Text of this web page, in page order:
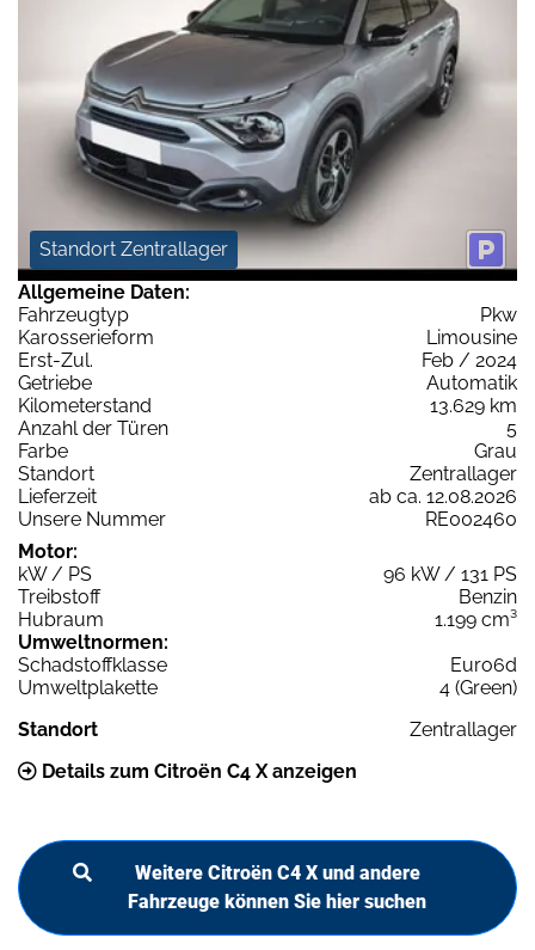
Standort Zentrallager
Allgemeine Daten:
Fahrzeugtyp
Pkw
Karosserieform
Limousine
Erst-Zul.
Feb / 2024
Getriebe
Automatik
Kilometerstand
13.629 km
Anzahl der Türen
5
Farbe
Grau
Standort
Zentrallager
Lieferzeit
ab ca. 12.08.2026
Unsere Nummer
RE002460
Motor:
kW / PS
96 kW / 131 PS
Treibstoff
Benzin
Hubraum
1.199 cm³
Umweltnormen:
Schadstoffklasse
Euro6d
Umweltplakette
4 (Green)
Standort
Zentrallager
Details zum Citroën C4 X anzeigen
Weitere Citroën C4 X und andere
Fahrzeuge können Sie hier suchen